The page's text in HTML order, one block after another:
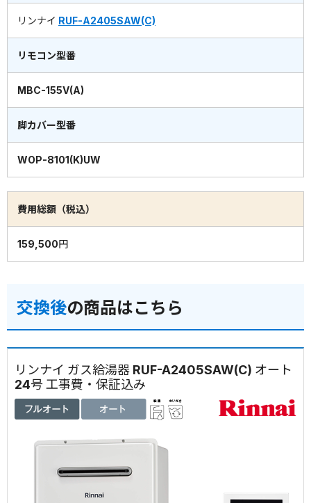
リンナイ RUF-A2405SAW(C)
リモコン型番
MBC-155V(A)
脚カバー型番
WOP-8101(K)UW
費用総額（税込）
159,500円
交換後の商品はこちら
リンナイ ガス給湯器 RUF-A2405SAW(C) オート
24号 工事費・保証込み